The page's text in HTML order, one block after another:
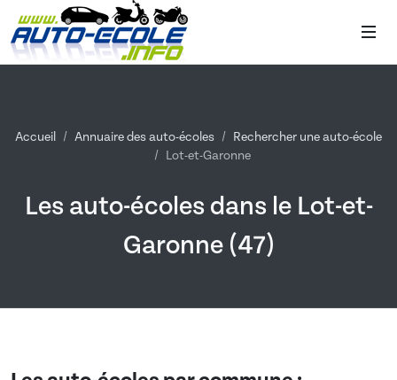
Accueil Annuaire des auto-écoles
Rechercher une auto-école
Lot-et-Garonne
Les auto-écoles dans le Lot-et-
Garonne (47)